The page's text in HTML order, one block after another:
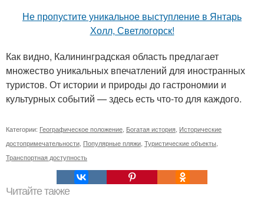
Не пропустите уникальное выступление в Янтарь
Холл, Светлогорск!
Как видно, Калининградская область предлагает
множество уникальных впечатлений для иностранных
туристов. От истории и природы до гастрономии и
культурных событий — здесь есть что-то для каждого.
Категории: Географическое положение Богатая история Исторические
достопримечательности Популярные пляжи Туристические объекты
Транспортная доступность
Читайте также